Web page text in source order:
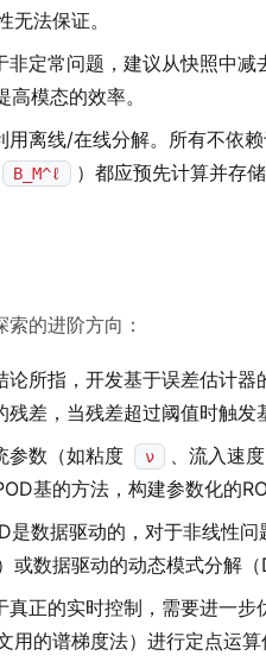
无法保证。
非定常问题，建议从快照中
模态的效率。
用离线/在线分解。所有不依
B_M^ℓ
）都应预先计算并存
的进阶方向：
论所指，开发基于误差估计
残差，当残差超过阈值时触发
参数（如粘度 ν
、流入速
基的方法，构建参数化的
是数据驱动的，对于非线性
或数据驱动的动态模式分解
真正的实时控制，需要进一
用的谱梯度法）进行定点运